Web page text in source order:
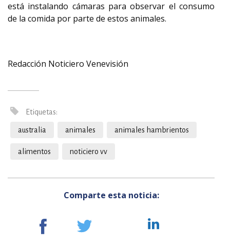
está instalando cámaras para observar el consumo
de la comida por parte de estos animales.
Redacción Noticiero Venevisión
Etiquetas:
australia animales animales hambrientos
alimentos noticiero vv
Comparte esta noticia: